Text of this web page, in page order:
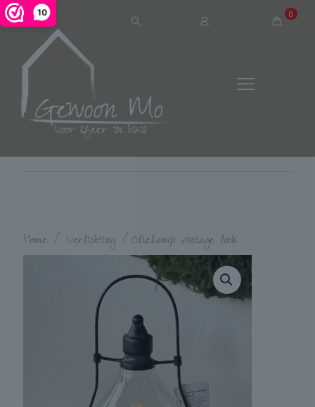
10 0
Home / Verlichting /Olielamp vintage look